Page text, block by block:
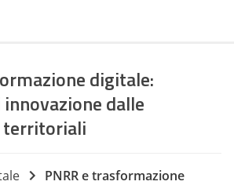
digitale:
dalle
territoriali
PNRR e trasformazione